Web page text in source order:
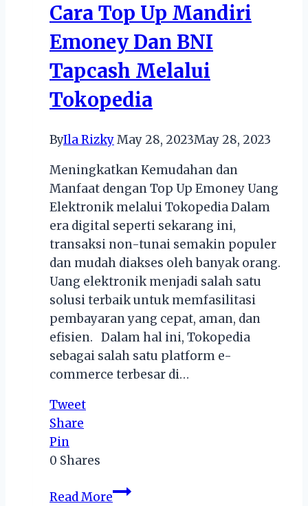
Cara Top Up Mandiri
Emoney Dan BNI
Tapcash Melalui
Tokopedia
ByIla RizkyMay 28, 2023May 28, 2023
Meningkatkan Kemudahan dan
Manfaat dengan Top Up Emoney Uang
Elektronik melalui Tokopedia Dalam
era digital seperti sekarang ini,
transaksi non-tunai semakin populer
dan mudah diakses oleh banyak orang.
Uang elektronik menjadi salah satu
solusi terbaik untuk memfasilitasi
pembayaran yang cepat, aman, dan
efisien. Dalam hal ini, Tokopedia
sebagai salah satu platform e-
commerce terbesar di…
Tweet
Share
Pin
0 Shares
Read MoreCara